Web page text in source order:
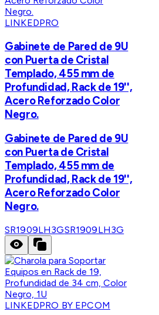
LINKEDPRO
Gabinete de Pared de 9U
con Puerta de Cristal
Templado, 455 mm de
Profundidad, Rack de 19'',
Acero Reforzado Color
Negro.
Gabinete de Pared de 9U
con Puerta de Cristal
Templado, 455 mm de
Profundidad, Rack de 19'',
Acero Reforzado Color
Negro.
SR1909LH3GSR1909LH3G
LINKEDPRO BY EPCOM